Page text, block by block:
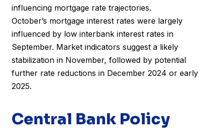
influencing mortgage rate trajectories.
October’s mortgage interest rates were largely
influenced by low interbank interest rates in
September. Market indicators suggest a likely
stabilization in November, followed by potential
further rate reductions in December 2024 or early
2025.
Central Bank Policy